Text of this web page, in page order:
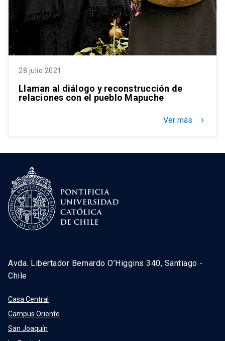
28 julio 2021
Llaman al diálogo y reconstrucción de
relaciones con el pueblo Mapuche
Ver más keyboard_arrow_right
Avda. Libertador Bernardo O’Higgins 340, Santiago -
Chile
Casa Central
Campus Oriente
San Joaquín